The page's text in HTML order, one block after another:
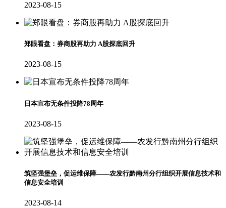
2023-08-15
郑眼看盘：券商股再助力 A股探底回升
2023-08-15
日本宣布无条件投降78周年
2023-08-15
筑坚强堡垒，促运维保障——农发行黔南州分行组织开展信息技术和
信息安全培训
2023-08-14